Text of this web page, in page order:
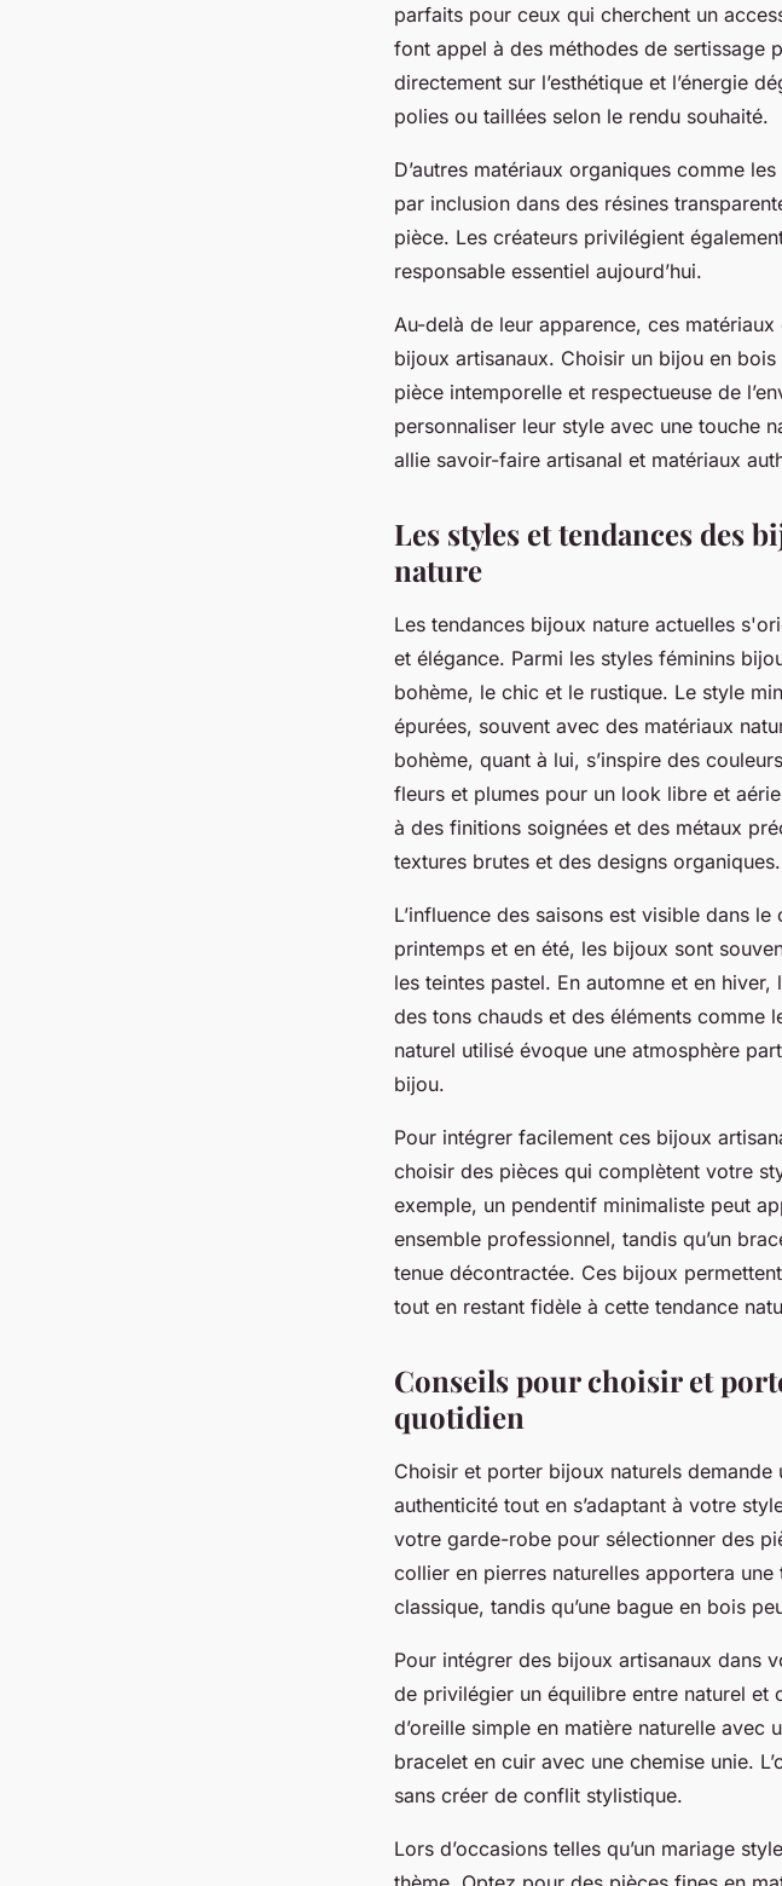
parfaits pour ceux qui cherchent un
font appel à des méthodes de sertissage
directement sur l’esthétique et l’énergie
polies ou taillées selon le rendu souhaité.
D’autres matériaux organiques comme
par inclusion dans des résines
pièce. Les créateurs privilégient
responsable essentiel aujourd’hui.
Au-delà de leur apparence, ces
bijoux artisanaux. Choisir un bijou en
pièce intemporelle et respectueuse de
personnaliser leur style avec une touche
allie savoir-faire artisanal et matériaux
Les styles et tendances des
nature
Les tendances bijoux nature actuelles
et élégance. Parmi les styles féminins
bohème, le chic et le rustique. Le style
épurées, souvent avec des matériaux
bohème, quant à lui, s’inspire des
fleurs et plumes pour un look libre et
à des finitions soignées et des métaux
textures brutes et des designs organiques.
L’influence des saisons est visible dans
printemps et en été, les bijoux sont
les teintes pastel. En automne et en
des tons chauds et des éléments comme
naturel utilisé évoque une atmosphère
bijou.
Pour intégrer facilement ces bijoux
choisir des pièces qui complètent votre
exemple, un pendentif minimaliste peut
ensemble professionnel, tandis qu’un
tenue décontractée. Ces bijoux
tout en restant fidèle à cette tendance
Conseils pour choisir et
quotidien
Choisir et porter bijoux naturels
authenticité tout en s’adaptant à votre
votre garde-robe pour sélectionner des
collier en pierres naturelles apportera
classique, tandis qu’une bague en bois
Pour intégrer des bijoux artisanaux dans
de privilégier un équilibre entre naturel et
d’oreille simple en matière naturelle avec
bracelet en cuir avec une chemise unie.
sans créer de conflit stylistique.
Lors d’occasions telles qu’un mariage